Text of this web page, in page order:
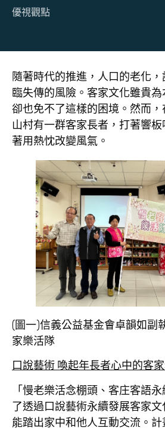
優視觀點
隨著時代的推進，人口的老化
臨失傳的風險。客家文化雖貴為
卻也免不了這樣的困境。然而
山村有一群客家長者，打著響
著用熱忱改變風氣。
(圖一)信義公益基金會卓韻如副
家樂活隊
口說藝術 喚起年長者心中的客
「慢老樂活念棚頭、客庄客語
了透過口說藝術永續發展客家
能踏出家中和他人互動交流。